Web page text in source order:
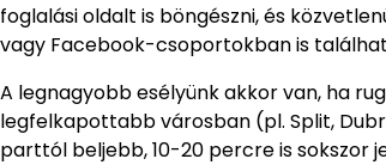
foglalási oldalt is böngészni, és
vagy Facebook-csoportokban is
A legnagyobb esélyünk akkor van, ha
legfelkapottabb városban (pl. Split,
parttól beljebb, 10-20 percre is